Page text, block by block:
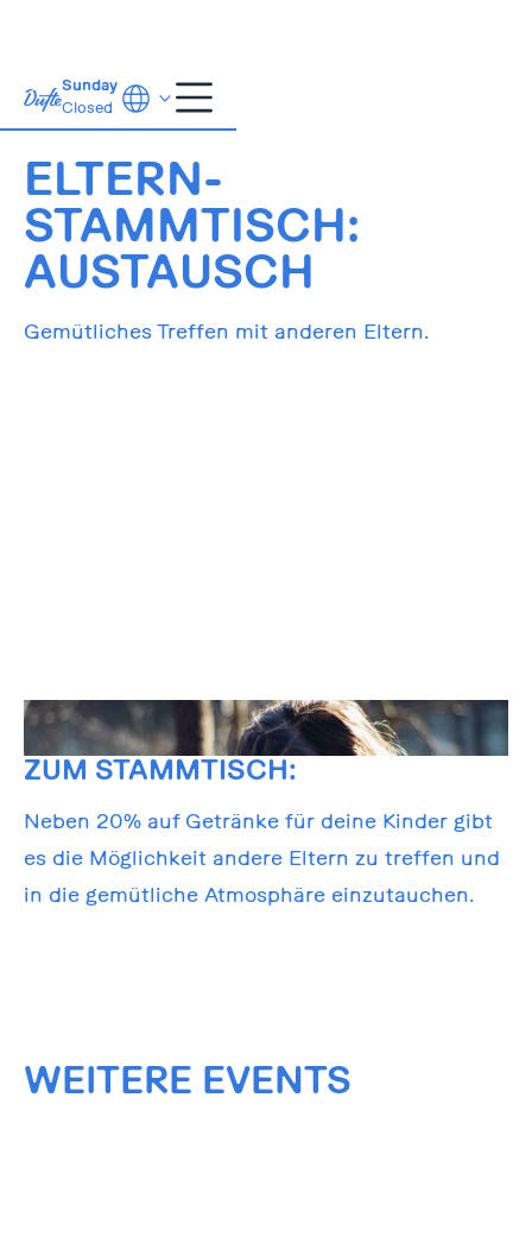
Sunday
Closed
25.6.2024 16:00
ELTERN-
STAMMTISCH:
AUSTAUSCH
Gemütliches Treffen mit anderen Eltern.
ZUM STAMMTISCH:
Neben 20% auf Getränke für deine Kinder gibt
es die Möglichkeit andere Eltern zu treffen und
in die gemütliche Atmosphäre einzutauchen.
WEITERE EVENTS